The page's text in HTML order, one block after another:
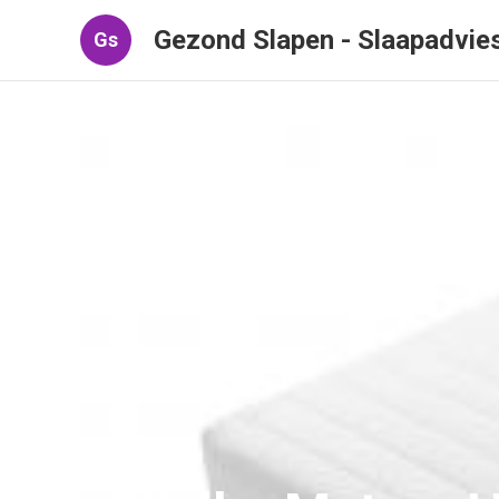
Gs Gezond Slapen -